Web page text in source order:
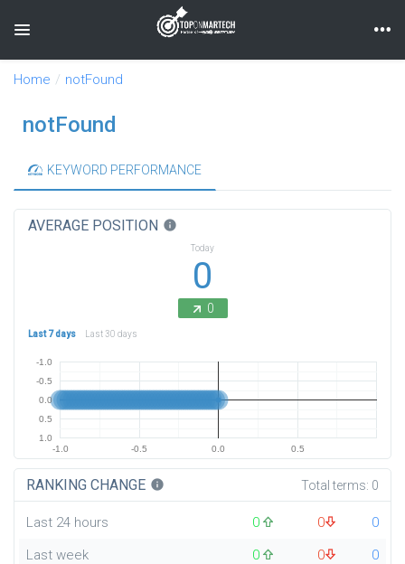
Toggle navigation
Home notFound
notFound
KEYWORD PERFORMANCE
AVERAGE POSITION info
Today
0
0
Last 7 days Last 30 days
-1.0 -0.5 0.0 0.5
-1.0
-0.5
0.0
0.5
1.0
RANKING CHANGE info Total terms: 0
Last 24 hours 0 0
0
Last week
0 0
0